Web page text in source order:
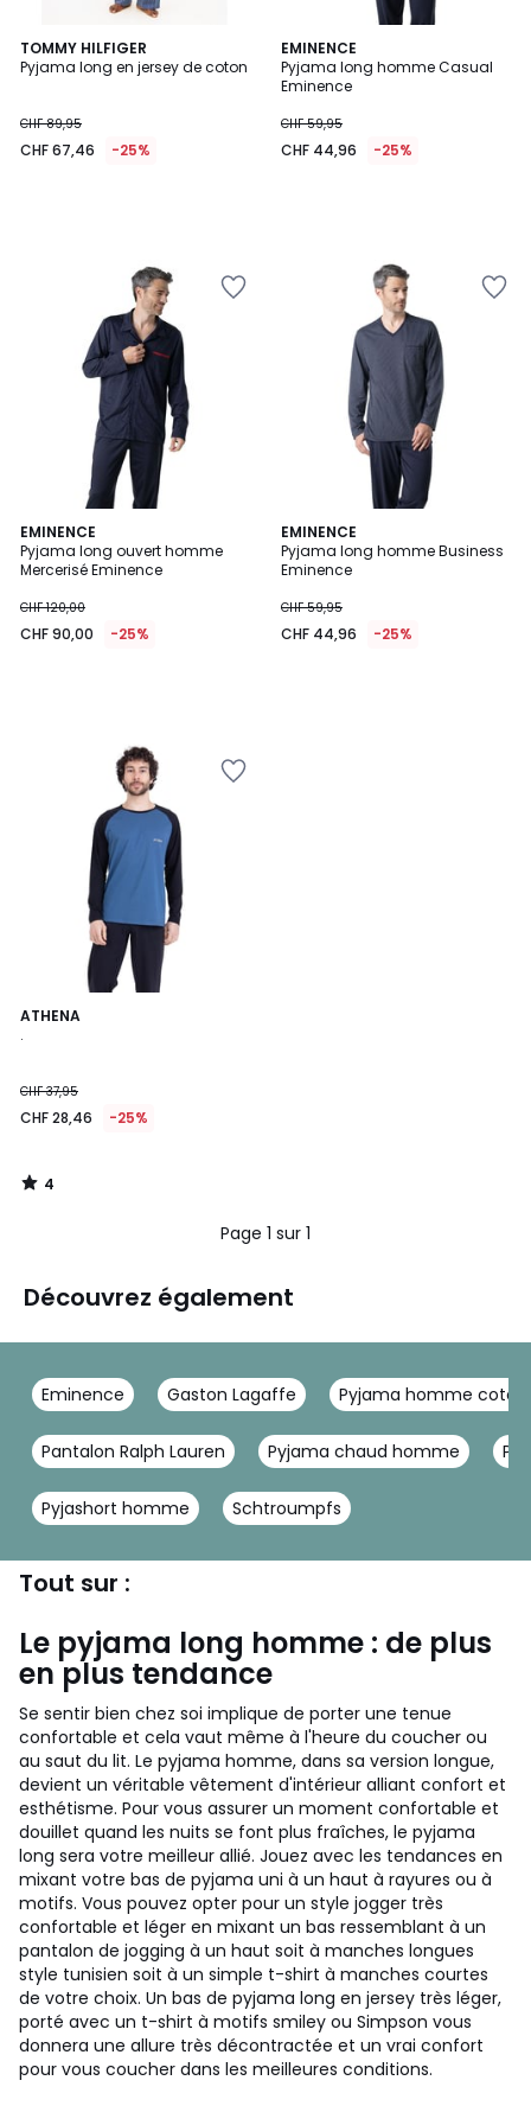
TOMMY HILFIGER
Pyjama long en jersey de coton
CHF 89,95
CHF 67,46 -25%
EMINENCE
Pyjama long homme Casual
Eminence
CHF 59,95
CHF 44,96 -25%
EMINENCE
Pyjama long ouvert homme
Mercerisé Eminence
CHF 120,00
CHF 90,00 -25%
EMINENCE
Pyjama long homme Business
Eminence
CHF 59,95
CHF 44,96 -25%
ATHENA
.
CHF 37,95
CHF 28,46 -25%
4
4
/
Page 1 sur 1
Découvrez également
Eminence Gaston Lagaffe Pyjama homme coton
Pantalon Ralph Lauren Pyjama chaud homme
Pyjashort homme Schtroumpfs
Tout sur :
Le pyjama long homme : de plus
en plus tendance
Se sentir bien chez soi implique de porter une tenue
confortable et cela vaut même à l'heure du coucher ou
au saut du lit. Le pyjama homme, dans sa version longue,
devient un véritable vêtement d'intérieur alliant confort et
esthétisme. Pour vous assurer un moment confortable et
douillet quand les nuits se font plus fraîches, le pyjama
long sera votre meilleur allié. Jouez avec les tendances en
mixant votre bas de pyjama uni à un haut à rayures ou à
motifs. Vous pouvez opter pour un style jogger très
confortable et léger en mixant un bas ressemblant à un
pantalon de jogging à un haut soit à manches longues
style tunisien soit à un simple t-shirt à manches courtes
de votre choix. Un bas de pyjama long en jersey très léger,
porté avec un t-shirt à motifs smiley ou Simpson vous
donnera une allure très décontractée et un vrai confort
pour vous coucher dans les meilleures conditions.